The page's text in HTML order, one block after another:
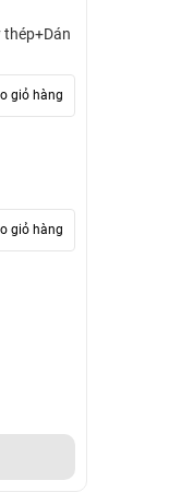
giỏ hàng
giỏ hàng